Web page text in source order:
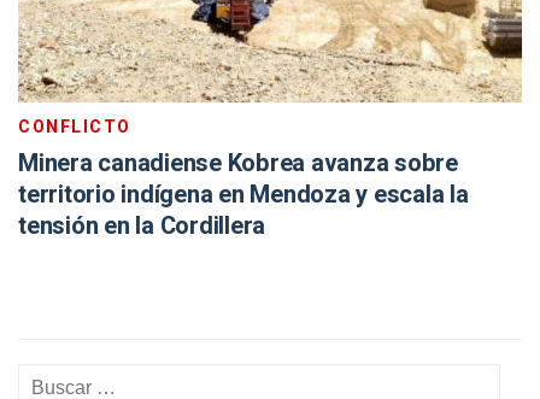
CONFLICTO
Minera canadiense Kobrea avanza sobre
territorio indígena en Mendoza y escala la
tensión en la Cordillera